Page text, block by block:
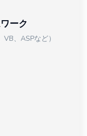
ーク
、ASPなど）